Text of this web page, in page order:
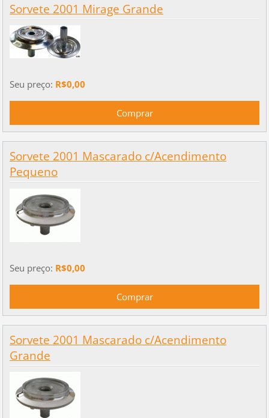
Sorvete 2001 Mirage Grande
Seu preço: R$0,00
Sorvete 2001 Mascarado c/Acendimento
Pequeno
Seu preço: R$0,00
Sorvete 2001 Mascarado c/Acendimento
Grande